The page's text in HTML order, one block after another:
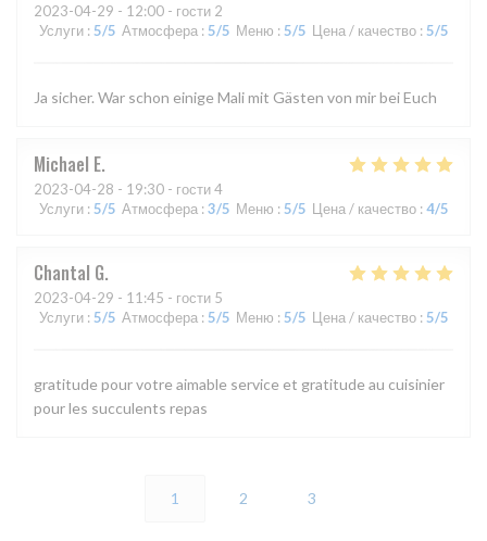
2023-04-29 - 12:00 - гости 2
Услуги : 5/5 Атмосфера : 5/5 Меню : 5/5 Цена / качество : 5/5
Ja sicher. War schon einige Mali mit Gästen von mir bei Euch
Michael E
2023-04-28 - 19:30 - гости 4
Услуги : 5/5 Атмосфера : 3/5 Меню : 5/5 Цена / качество : 4/5
Chantal G
2023-04-29 - 11:45 - гости 5
Услуги : 5/5 Атмосфера : 5/5 Меню : 5/5 Цена / качество : 5/5
gratitude pour votre aimable service et gratitude au cuisinier
pour les succulents repas
1 2 3